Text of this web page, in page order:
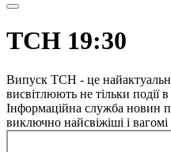
ТСН 19:30
Випуск ТСН - це
висвітлюють не тільки події
Інформаційна служба новин
виключно найсвіжіші і